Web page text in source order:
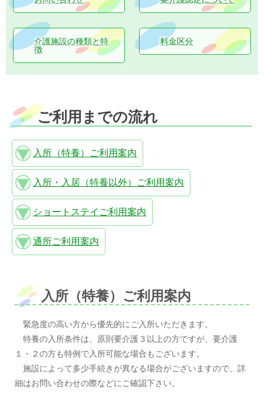
介護施設の種類と特
徴
料金区分
ご利用までの流れ
入所（特養）ご利用案内
入所・入居（特養以外）ご利用案内
ショートステイご利用案内
通所ご利用案内
入所（特養）ご利用案内
緊急度の高い方から優先的にご入所いただきます。
特養の入所条件は、原則要介護３以上の方ですが、要介護
１・２の方も特例で入所可能な場合もございます。
施設によって多少手続きが異なる場合がございますので、詳
細はお問い合わせの際などにご確認下さい。